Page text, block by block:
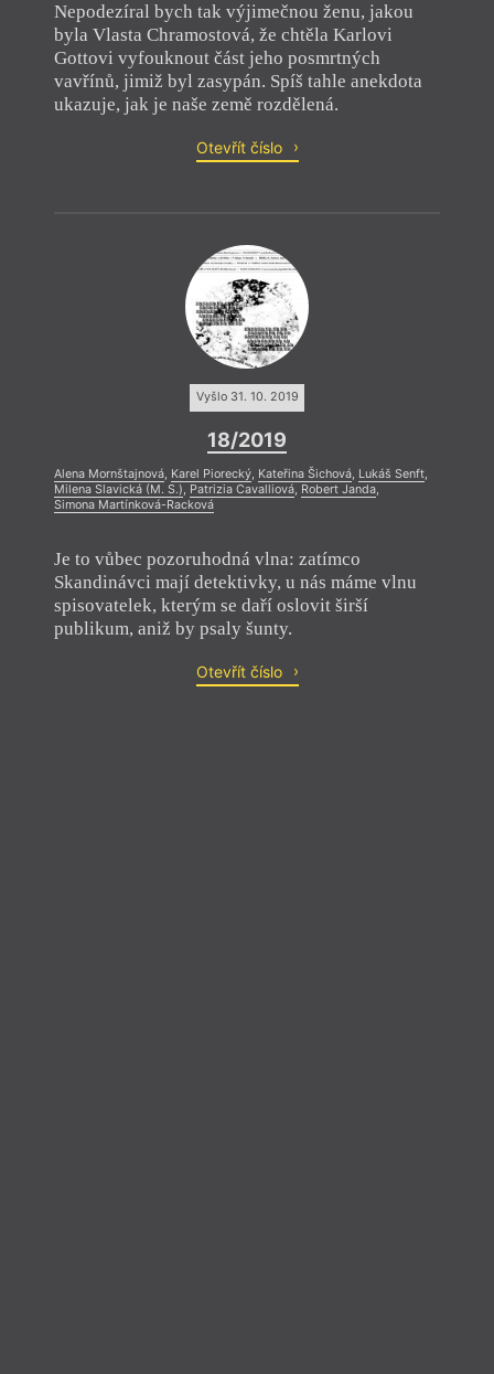
Nepodezíral bych tak výjimečnou ženu, jakou
byla Vlasta Chramostová, že chtěla Karlovi
Gottovi vyfouknout část jeho posmrtných
vavřínů, jimiž byl zasypán. Spíš tahle anekdota
ukazuje, jak je naše země rozdělená.
Otevřít číslo
Vyšlo 31. 10. 2019
18/2019
Alena Mornštajnová, Karel Piorecký, Kateřina Šichová, Lukáš Senft,
Milena Slavická (M. S.), Patrizia Cavalliová, Robert Janda,
Simona Martínková-Racková
Je to vůbec pozoruhodná vlna: zatímco
Skandinávci mají detektivky, u nás máme vlnu
spisovatelek, kterým se daří oslovit širší
publikum, aniž by psaly šunty.
Otevřít číslo